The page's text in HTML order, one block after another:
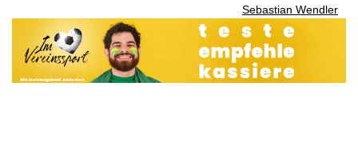
Sebastian Wendler